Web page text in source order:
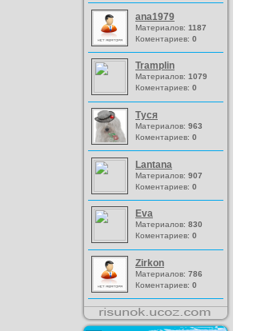
ana1979
Материалов: 1187
Коментариев: 0
Tramplin
Материалов: 1079
Коментариев: 0
Туся
Материалов: 963
Коментариев: 0
Lantana
Материалов: 907
Коментариев: 0
Eva
Материалов: 830
Коментариев: 0
Zirkon
Материалов: 786
Коментариев: 0